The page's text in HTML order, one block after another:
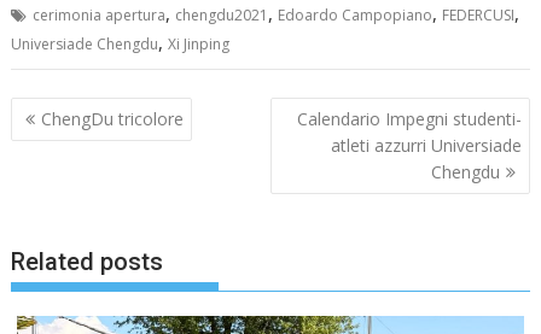
cerimonia apertura, chengdu2021 , Edoardo Campopiano, FEDERCUSI,
Universiade Chengdu,Xi Jinping
Navigazione
articoli
ChengDu tricolore
Calendario Impegni studenti-
atleti azzurri Universiade
Chengdu
Related posts